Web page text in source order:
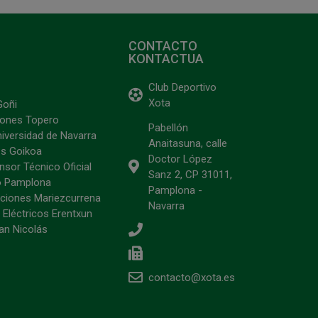
Topero
de Navarra
Goikoa
Técnico Oficial
Pamplona
Mariezcurrena
Erentxun
Nicolás
CONTACTO
KONTACTUA
Club Deportivo
Xota
Pabellón
Anaitasuna, calle
Doctor López
Sanz 2, CP 31011,
Pamplona -
Navarra
contacto@xota.es